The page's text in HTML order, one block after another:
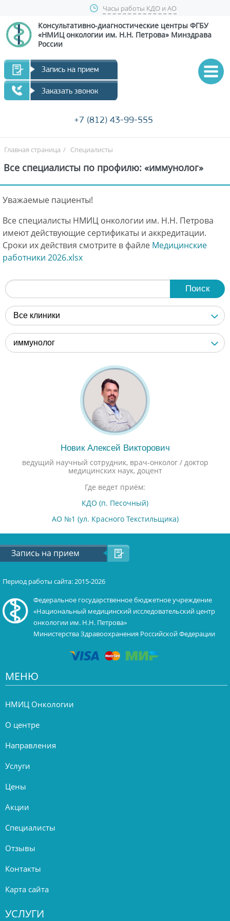
Часы работы КДО и АО
Консультативно-диагностические центры ФГБУ
«НМИЦ онкологии им. Н.Н. Петрова» Минздрава
России
Запись на прием
Заказать звонок
+7 (812) 43-99-555
Главная страница / Специалисты
Все специалисты по профилю: «иммунолог»
Уважаемые пациенты!
Все специалисты НМИЦ онкологии им. Н.Н. Петрова
имеют действующие сертификаты и аккредитации.
Сроки их действия смотрите в файле Медицинские
работники 2026.xlsx
Поиск
Все клиники
иммунолог
Новик Алексей Викторович
ведущий научный сотрудник, врач-онколог / доктор
медицинских наук, доцент
Где ведет приём:
КДО (п. Песочный)
АО №1 (ул. Красного Текстильщика)
Запись на прием
Период работы сайта: 2015-2026
Федеральное государственное бюджетное учреждение
«Национальный медицинский исследовательский центр
онкологии им. Н.Н. Петрова»
Министерства Здравоохранения Российской Федерации
МЕНЮ
НМИЦ Онкологии
О центре
Направления
Услуги
Цены
Акции
Специалисты
Отзывы
Контакты
Карта сайта
УСЛУГИ